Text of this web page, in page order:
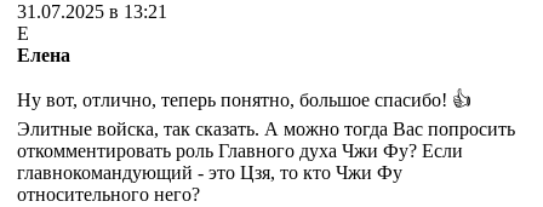
31.07.2025 в 13:21
Е
Елена
Ну вот, отлично, теперь понятно, большое спасибо! 👍
Элитные войска, так сказать. А можно тогда Вас попросить
откомментировать роль Главного духа Чжи Фу? Если
главнокомандующий - это Цзя, то кто Чжи Фу
относительного него?